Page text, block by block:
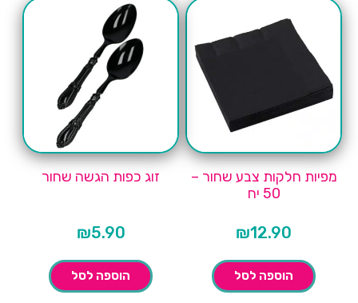
מפיות חלקות צבע שחור –
50 יח
₪12.90
הוספה לסל
זוג כפות הגשה שחור
₪5.90
הוספה לסל